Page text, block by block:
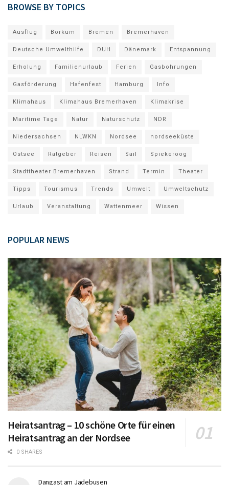
BROWSE BY TOPICS
Ausflug Borkum Bremen Bremerhaven
Deutsche Umwelthilfe DUH Dänemark Entspannung
Erholung Familienurlaub Ferien Gasbohrungen
Gasförderung Hafenfest Hamburg Info
Klimahaus Klimahaus Bremerhaven Klimakrise
Maritime Tage Natur Naturschutz NDR
Niedersachsen NLWKN Nordsee nordseeküste
Ostsee Ratgeber Reisen Sail Spiekeroog
Stadttheater Bremerhaven Strand Termin Theater
Tipps Tourismus Trends Umwelt Umweltschutz
Urlaub Veranstaltung Wattenmeer Wissen
POPULAR NEWS
Heiratsantrag – 10 schöne Orte für einen
Heiratsantrag an der Nordsee
0 SHARES
Dangast am Jadebusen